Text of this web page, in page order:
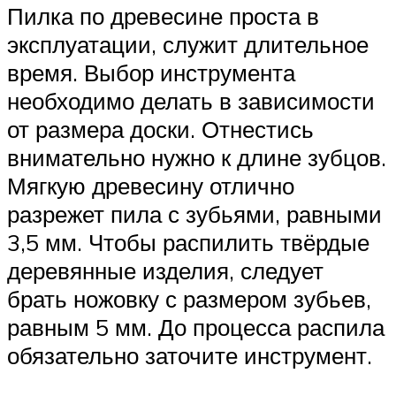
Пилка по древесине проста в
эксплуатации, служит длительное
время. Выбор инструмента
необходимо делать в зависимости
от размера доски. Отнестись
внимательно нужно к длине зубцов.
Мягкую древесину отлично
разрежет пила с зубьями, равными
3,5 мм. Чтобы распилить твёрдые
деревянные изделия, следует
брать ножовку с размером зубьев,
равным 5 мм. До процесса распила
обязательно заточите инструмент.